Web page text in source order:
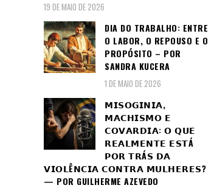
19 DE MAIO DE 2026
DIA DO TRABALHO: ENTRE
O LABOR, O REPOUSO E O
PROPÓSITO – POR
SANDRA KUCERA
1 DE MAIO DE 2026
𝗠𝗜𝗦𝗢𝗚𝗜𝗡𝗜𝗔,
𝗠𝗔𝗖𝗛𝗜𝗦𝗠𝗢 𝗘
𝗖𝗢𝗩𝗔𝗥𝗗𝗜𝗔: 𝗢 𝗤𝗨𝗘
𝗥𝗘𝗔𝗟𝗠𝗘𝗡𝗧𝗘 𝗘𝗦𝗧Á
𝗣𝗢𝗥 𝗧𝗥Á𝗦 𝗗𝗔
𝗩𝗜𝗢𝗟Ê𝗡𝗖𝗜𝗔 𝗖𝗢𝗡𝗧𝗥𝗔 𝗠𝗨𝗟𝗛𝗘𝗥𝗘𝗦?
— POR GUILHERME AZEVEDO